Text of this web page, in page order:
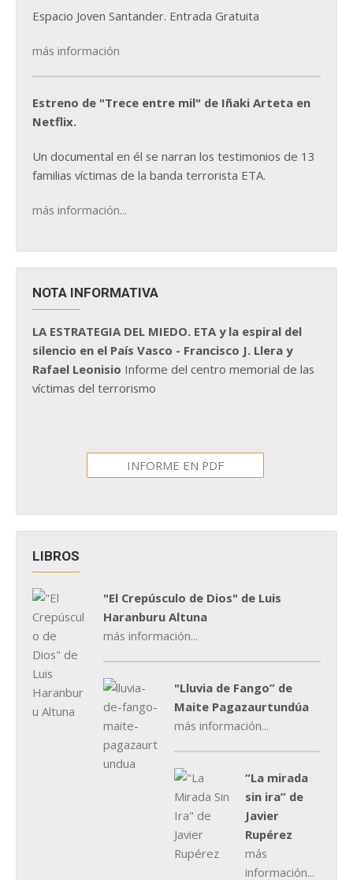
Espacio Joven Santander. Entrada Gratuita
más información
Estreno de "Trece entre mil" de Iñaki Arteta en
Netflix.
Un documental en él se narran los testimonios de 13
familias víctimas de la banda terrorista ETA.
más información...
NOTA INFORMATIVA
LA ESTRATEGIA DEL MIEDO. ETA y la espiral del
silencio en el País Vasco - Francisco J. Llera y
Rafael Leonisio Informe del centro memorial de las
víctimas del terrorismo
INFORME EN PDF
LIBROS
"El Crepúsculo de Dios" de Luis
Haranburu Altuna
más información...
"Lluvia de Fango” de
Maite Pagazaurtundúa
más información...
“La mirada
sin ira” de
Javier
Rupérez
más
información...